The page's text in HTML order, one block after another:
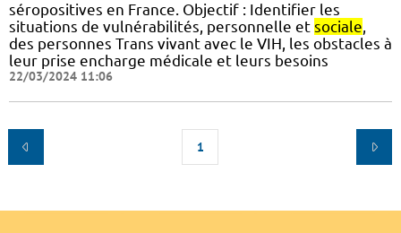
séropositives en France. Objectif : Identifier les
situations de vulnérabilités, personnelle et sociale,
des personnes Trans vivant avec le VIH, les obstacles à
leur prise encharge médicale et leurs besoins
22/03/2024 11:06
1